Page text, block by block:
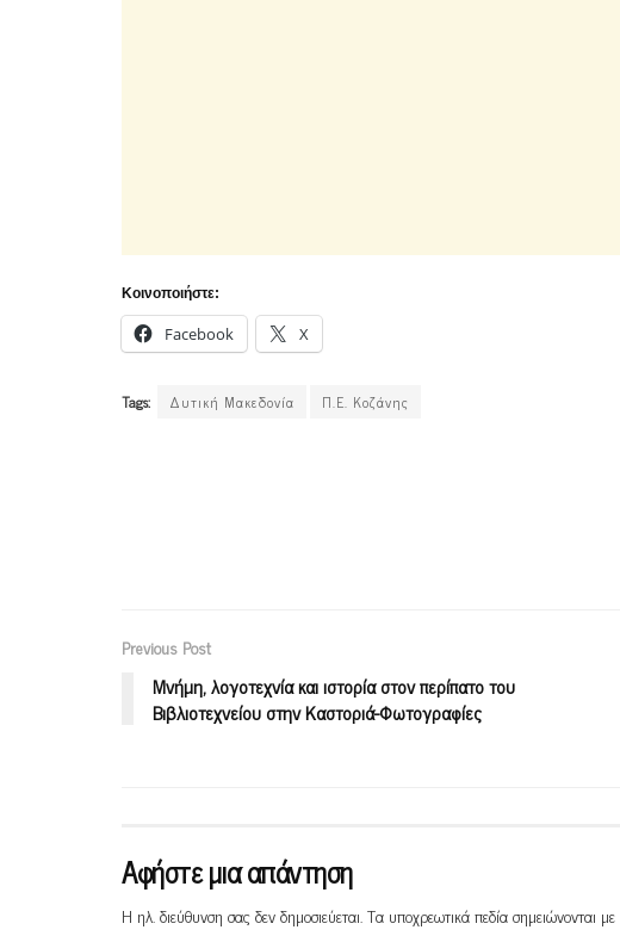
Κοινοποιήστε:
Facebook X
Tags: Δυτική Μακεδονία Π.Ε. Κοζάνης
Previous Post
Μνήμη, λογοτεχνία και ιστορία στον περίπατο του
Βιβλιοτεχνείου στην Καστοριά-Φωτογραφίες
Αφήστε μια απάντηση
Η ηλ. διεύθυνση σας δεν δημοσιεύεται.Τα υποχρεωτικά πεδία σημειώνονται με